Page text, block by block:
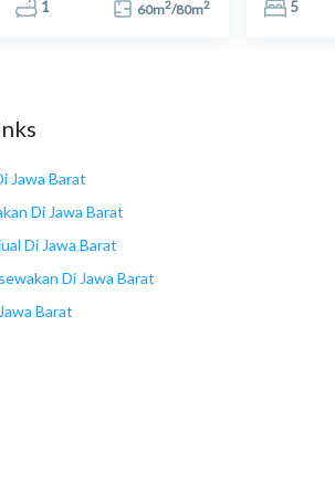
1 60m2/80m2 5
Jawa Barat
Di Jawa Barat
Di Jawa Barat
Di Jawa Barat
Barat